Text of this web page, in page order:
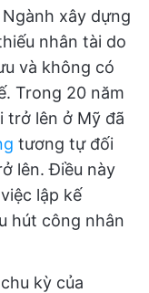
Ngành xây dựng
nhân tài do
và không có
Trong 20 năm
trở lên ở Mỹ đã
tương tự đối
lên. Điều này
lập kế
hút công nhân
kỳ của